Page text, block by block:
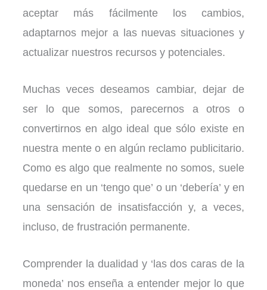
aceptar más fácilmente los cambios,
adaptarnos mejor a las nuevas situaciones y
actualizar nuestros recursos y potenciales.
Muchas veces deseamos cambiar, dejar de
ser lo que somos, parecernos a otros o
convertirnos en algo ideal que sólo existe en
nuestra mente o en algún reclamo publicitario.
Como es algo que realmente no somos, suele
quedarse en un ‘tengo que’ o un ‘debería’ y en
una sensación de insatisfacción y, a veces,
incluso, de frustración permanente.
Comprender la dualidad y ‘las dos caras de la
moneda’ nos enseña a entender mejor lo que